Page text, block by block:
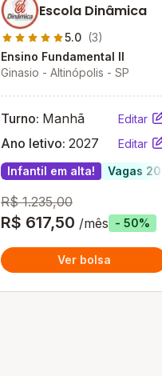
Escola Dinâmica
5.0 (3)
Ensino Fundamental II
Ginasio - Altinópolis - SP
Turno: Manhã Editar
Ano letivo: 2027
Editar
Infantil em alta!
Vagas
R$ 1.235,00
R$ 617,50 /mês - 50%
Ver bolsa